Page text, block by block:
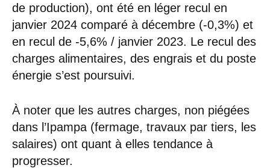
de production), ont été en léger recul en
janvier 2024 comparé à décembre (-0,3%) et
en recul de -5,6% / janvier 2023. Le recul des
charges alimentaires, des engrais et du poste
énergie s’est poursuivi.
À noter que les autres charges, non piégées
dans l’Ipampa (fermage, travaux par tiers, les
salaires) ont quant à elles tendance à
progresser.